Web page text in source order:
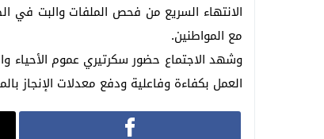
الانتهاء السريع من فحص الملفات والبت في
مع المواطنين.
وشهد الاجتماع حضور سكرتيري عموم الأحياء
العمل بكفاءة وفاعلية ودفع معدلات الإنجاز